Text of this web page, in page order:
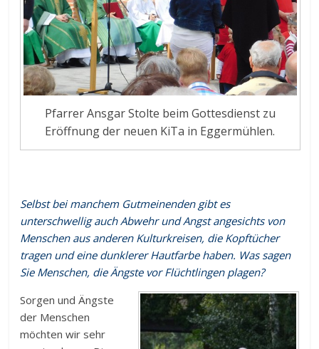
Pfarrer Ansgar Stolte beim Gottesdienst zu
Eröffnung der neuen KiTa in Eggermühlen.
Selbst bei manchem Gutmeinenden gibt es
unterschwellig auch Abwehr und Angst angesichts von
Menschen aus anderen Kulturkreisen, die Kopftücher
tragen und eine dunklerer Hautfarbe haben. Was sagen
Sie Menschen, die Ängste vor Flüchtlingen plagen?
Sorgen und Ängste
der Menschen
möchten wir sehr